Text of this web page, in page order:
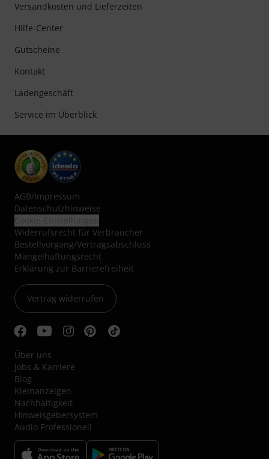
Versandkosten und Lieferzeiten
Hilfe-Center
Gutscheine
Kontakt
Ladengeschäft
Service im Überblick
AGB/Impressum
Datenschutzhinweise
Widerrufsrecht für Verbraucher
Bestellvorgang/Vertragsabschluss
Mängelhaftungsrecht
Erklärung zur Barrierefreiheit
Vertrag widerrufen
Über uns
Jobs & Karriere
Blog
Kleinanzeigen
Nachhaltigkeit
Hinweisgebersystem
Audio Professionell